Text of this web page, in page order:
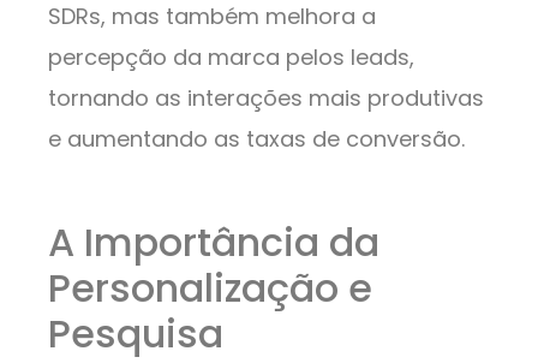
SDRs, mas também melhora a
percepção da marca pelos leads,
tornando as interações mais produtivas
e aumentando as taxas de conversão.
A Importância da
Personalização e
Pesquisa